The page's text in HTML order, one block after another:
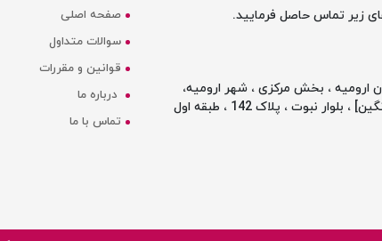
زیر تماس حاصل فرمایید.
ارومیه ، بخش مرکزی ، شهر ارومیه،
نبوت ، پلاک 142 ، طبقه اول
صفحه اصلی
سوالات متداول
قوانین و مقررات
درباره ما
تماس با ما